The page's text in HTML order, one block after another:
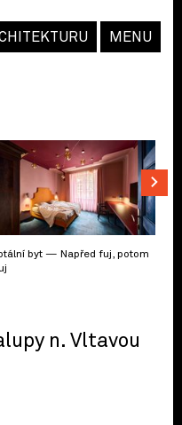
MENU
byt — Napřed fuj, potom
n. Vltavou